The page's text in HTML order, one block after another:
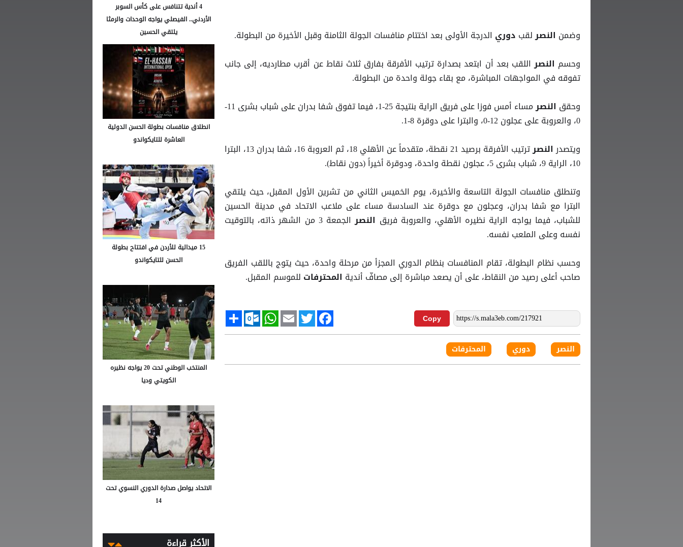
وضمن النصرلقب دوري الدرجة الأولى بعد اختتام منافسات الجولة الثامنة وقبل الأخيرة من البطولة.
وحسم النصر اللقب بعد أن ابتعد بصدارة ترتيب الأفرقة بفارق ثلاث نقاط عن أقرب مطارديه، إلى جانب
تفوقه في المواجهات المباشرة، مع بقاء جولة واحدة من البطولة.
وحقق النصر
مساء أمس فوزا على فريق الراية بنتيجة 25-1، فيما تفوق شفا بدران على شباب بشرى 11-
0، والعروبة على عجلون 12-0، والبترا على دوقرة 8-1.
ويتصدرالنصر
ترتيب الأفرقة برصيد 21 نقطة، متقدماً عن الأهلي 18، ثم العروبة 16، شفا بدران 13، البترا
10، الراية 9، شباب بشرى 5، عجلون نقطة واحدة، ودوقرة أخيراً (دون نقاط).
وتنطلق منافسات الجولة التاسعة والأخيرة، يوم الخميس الثاني من تشرين الأول المقبل، حيث يلتقي
البترا مع شفا بدران، وعجلون مع دوقرة عند السادسة مساء على ملاعب الاتحاد في مدينة الحسين
للشباب، فيما يواجه الراية نظيره الأهلي، والعروبة فريق النصر
الجمعة 3 من الشهر ذاته، بالتوقيت
نفسه وعلى الملعب نفسه.
وحسب نظام البطولة، تقام المنافسات بنظام الدوري المجزأ من مرحلة واحدة، حيث يتوج باللقب الفريق
صاحب أعلى رصيد من النقاط، على أن يصعد مباشرة إلى مصافّ أندية المحترفات للموسم المقبل.
Copy
Facebook
Twitter
Email
WhatsApp
Outlook.com
Share
النصر دوري المحترفات
4 أندية تتنافس على كأس السوبر
الأردني.. الفيصلي يواجه الوحدات والرمثا
يلتقي الحسين
انطلاق منافسات بطولة الحسن الدولية
العاشرة للتايكواندو
15 ميدالية للأردن في افتتاح بطولة
الحسن للتايكواندو
المنتخب الوطني تحت 20 يواجه نظيره
الكويتي وديا
الاتحاد يواصل صدارة الدوري النسوي تحت
14
الأكثر قراءة